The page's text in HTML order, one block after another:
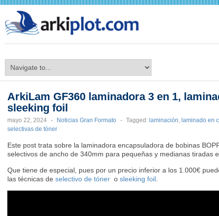
ArkiLam GF360 laminadora 3 en 1,
sleeking foil
mayo 22, 2024 - Noticias Gran Formato - Tagged: laminación, laminado en
selectivas de tóner
Este post trata sobre la laminadora encapsuladora de bobinas
selectivos de ancho de 340mm para pequeñas y medianas tiradas
Que tiene de especial, pues por un precio inferior a los 1.000€
las técnicas de selectivo de tóner o sleeking foil.